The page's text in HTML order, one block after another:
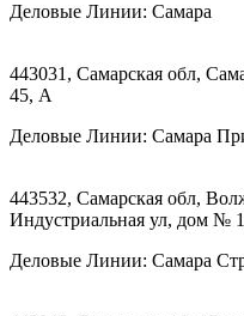
Деловые Линии: Самара
443031, Самарская обл,
45, А
Деловые Линии: Самара
443532, Самарская обл,
Индустриальная ул, дом №
Деловые Линии: Самара